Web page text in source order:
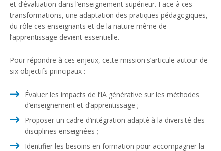
et d’évaluation dans l’enseignement supérieur. Face à ces
transformations, une adaptation des pratiques pédagogiques,
du rôle des enseignants et de la nature même de
l’apprentissage devient essentielle.
Pour répondre à ces enjeux, cette mission s’articule autour de
six objectifs principaux :
Évaluer les impacts de l’IA générative sur les méthodes
d’enseignement et d’apprentissage ;
Proposer un cadre d’intégration adapté à la diversité des
disciplines enseignées ;
Identifier les besoins en formation pour accompagner la